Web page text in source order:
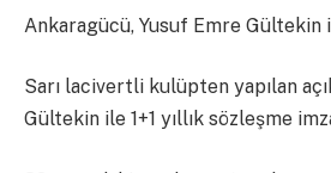
Ankaragücü, Yusuf Emre Gültekin
Sarı lacivertli kulüpten yapılan
Gültekin ile 1+1 yıllık sözleşme